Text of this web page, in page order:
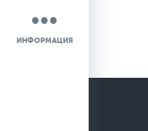
ИНФОРМАЦИЯ